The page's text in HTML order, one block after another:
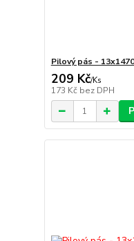
Pilový pás -
209 Kč/Ks
173 Kč bez DPH